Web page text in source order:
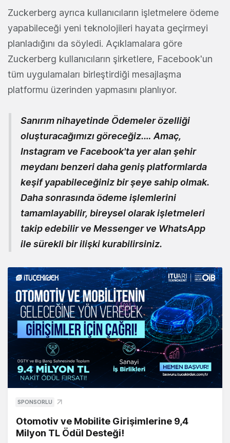
Zuckerberg ayrıca kullanıcıların işletmelere ödeme
yapabileceği yeni teknolojileri hayata geçirmeyi
planladığını da söyledi. Açıklamalara göre
Zuckerberg kullanıcıların şirketlere, Facebook'un
tüm uygulamaları birleştirdiği mesajlaşma
platformu üzerinden yapmasını planlıyor.
Sanırım nihayetinde Ödemeler özelliği
oluşturacağımızı göreceğiz.… Amaç,
Instagram ve Facebook'ta yer alan şehir
meydanı benzeri daha geniş platformlarda
keşif yapabileceğiniz bir şeye sahip olmak.
Daha sonrasında ödeme işlemlerini
tamamlayabilir, bireysel olarak işletmeleri
takip edebilir ve Messenger ve WhatsApp
ile sürekli bir ilişki kurabilirsiniz.
SPONSORLU
Otomotiv ve Mobilite Girişimlerine 9,4
Milyon TL Ödül Desteği!